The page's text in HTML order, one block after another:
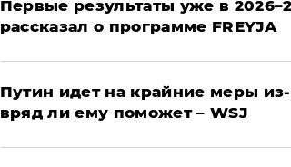
Первые результаты уже в
рассказал о программе FREYJA
Путин идет на крайние меры
вряд ли ему поможет – WSJ